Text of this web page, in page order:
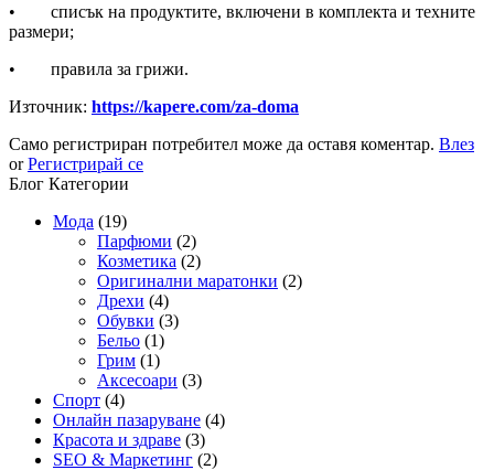
• списък на продуктите, включени в комплекта и техните
размери;
• правила за грижи.
Източник: https://kapere.com/za-doma
Само регистриран потребител може да оставя коментар. Влез
orРегистрирай се
Блог Категории
Мода (19)
Парфюми (2)
Козметика (2)
Оригинални маратонки (2)
Дрехи (4)
Обувки (3)
Бельо (1)
Грим (1)
Аксесоари (3)
Спорт (4)
Онлайн пазаруване (4)
Красота и здраве (3)
SEO & Маркетинг (2)